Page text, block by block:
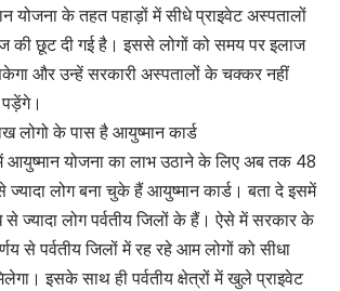
योजना के तहत पहाड़ों में सीधे प्राइवेट अस्पतालों
की छूट दी गई है। इससे लोगों को समय पर इलाज
और उन्हें सरकारी अस्पतालों के चक्कर नहीं
लोगो के पास है आयुष्मान कार्ड
आयुष्मान योजना का लाभ उठाने के लिए अब तक 48
लोग बना चुके हैं आयुष्मान कार्ड। बता दे इसमें
ज्यादा लोग पर्वतीय जिलों के हैं। ऐसे में सरकार के
से पर्वतीय जिलों में रह रहे आम लोगों को सीधा
इसके साथ ही पर्वतीय क्षेत्रों में खुले प्राइवेट